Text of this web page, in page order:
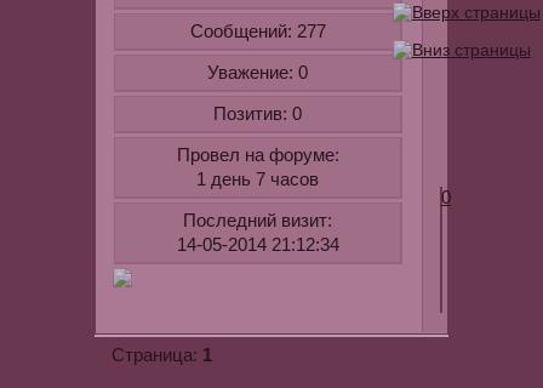
Сообщений: 277
Уважение: 0
Позитив: 0
Провел на форуме:
1 день 7 часов
Последний визит:
14-05-2014 21:12:34
Новогодняя
сказка
0
Страница: 1